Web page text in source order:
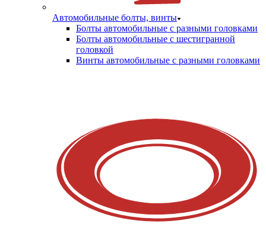
Автомобильные болты, винты
Болты автомобильные с разными головками
Болты автомобильные с шестигранной
головкой
Винты автомобильные с разными головками